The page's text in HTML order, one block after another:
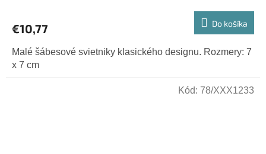
€10,77 Do košíka
Malé šábesové svietniky klasického designu. Rozmery: 7
x 7 cm
Kód: 78/XXX1233